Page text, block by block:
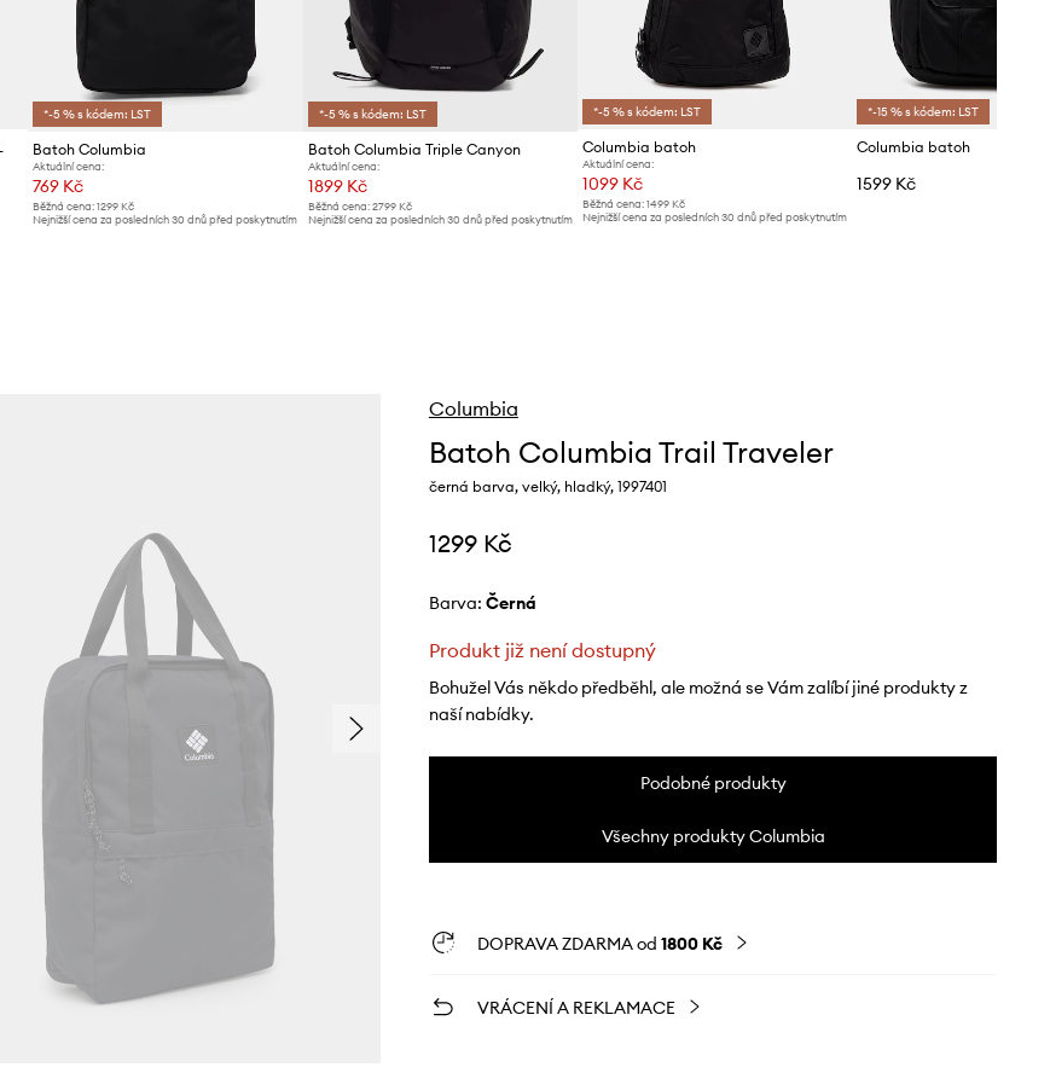
*-5 % s kódem: LST
Batoh Columbia
Aktuální cena:
769 Kč
Běžná cena: 1299 Kč
Nejnižší cena za posledních 30 dnů před poskytnutím
*-5 % s kódem: LST
Batoh Columbia Triple Canyon
Aktuální cena:
1899 Kč
Běžná cena: 2799 Kč
Nejnižší cena za posledních 30 dnů před poskytnutím
*-5 % s kódem: LST
Columbia batoh
Aktuální cena:
1099 Kč
Běžná cena:1499 Kč
Nejnižší cena za posledních 30 dnů před poskytnutím
*-15 % s kódem: LST
Columbia batoh
1599 Kč
Columbia
Batoh Columbia Trail Traveler
černá barva, velký, hladký, 1997401
1299 Kč
Barva: černá
Produkt již není dostupný
Bohužel Vás někdo předběhl, ale možná se Vám zalíbí jiné produkty z
naší nabídky.
Podobné produkty
Všechny produkty Columbia
DOPRAVA ZDARMA od 1800 Kč
VRÁCENÍ A REKLAMACE